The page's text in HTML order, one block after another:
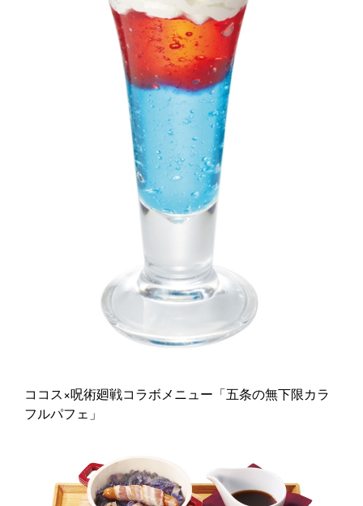
ココス×呪術廻戦コラボメニュー「五条の無下限カラ
フルパフェ」